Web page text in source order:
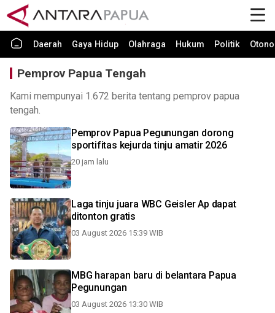
Daerah Gaya Hidup Olahraga Hukum Politik
Pemprov Papua Tengah
Kami mempunyai 1.672 berita tentang pemprov papua
tengah.
Pemprov Papua Pegunungan dorong
sportifitas kejurda tinju amatir 2026
20 jam lalu
Laga tinju juara WBC Geisler Ap dapat
ditonton gratis
03 August 2026 15:39 WIB
MBG harapan baru di belantara Papua
Pegunungan
03 August 2026 13:30 WIB